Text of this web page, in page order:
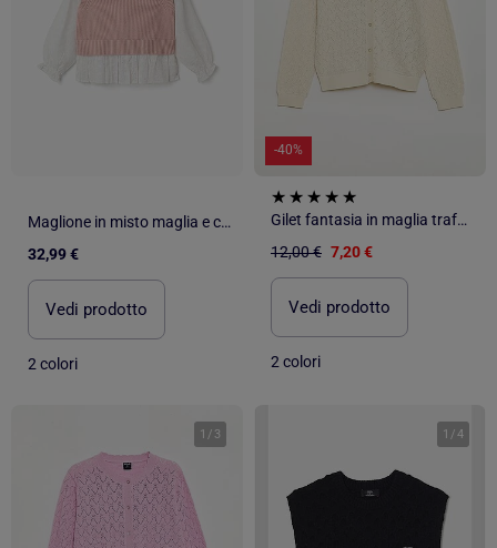
Maglione in misto maglia e cotone
32,99 €
Vedi prodotto
2 colori
-40%
Gilet fantasia in maglia traforata
12,00 € 7,20 €
Vedi prodotto
2 colori
1 / 3 1 /4